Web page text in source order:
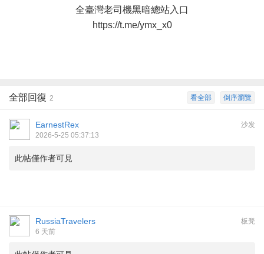
全臺灣老司機黑暗總站入口
https://t.me/ymx_x0
倒序瀏覽
看全部
全部回復 2
沙发
EarnestRex
2026-5-25 05:37:13
此帖僅作者可見
板凳
RussiaTravelers
6 天前